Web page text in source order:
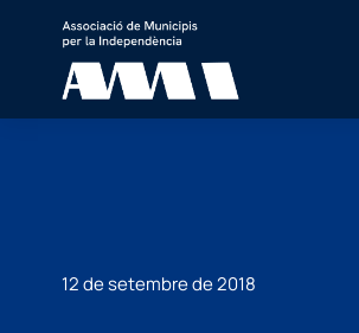
12 de setembre de 2018